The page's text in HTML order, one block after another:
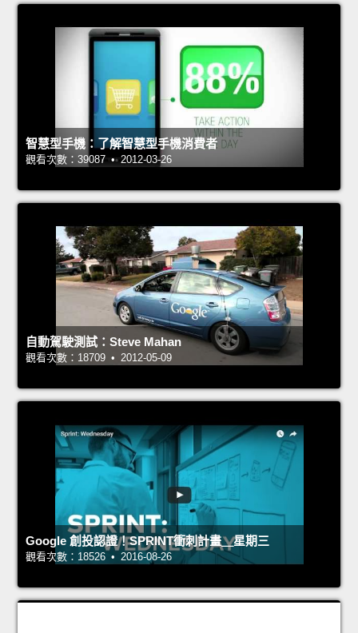
智慧型手機：了解智慧型手機消費者
觀看次數：39087 • 2012-03-26
自動駕駛測試：Steve Mahan
觀看次數：18709 • 2012-05-09
Google 創投認證！SPRINT衝刺計畫＿星期三
觀看次數：18526 • 2016-08-26